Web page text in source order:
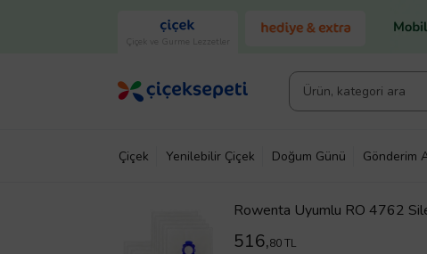
Çiçek ve Gurme Lezzetler
Çiçek Yenilebilir Çiçek Doğum Günü Gönderim
Rowenta Uyumlu RO 4762
Adet
516,80 TL